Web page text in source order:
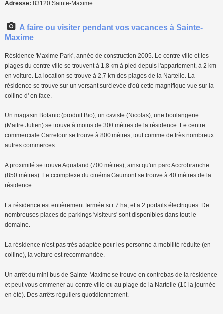
Adresse: 83120 Sainte-Maxime
A faire ou visiter pendant vos vacances à Sainte-
Maxime
Résidence 'Maxime Park', année de construction 2005. Le centre ville et les
plages du centre ville se trouvent à 1,8 km à pied depuis l'appartement, à 2 km
en voiture. La location se trouve à 2,7 km des plages de la Nartelle. La
résidence se trouve sur un versant surélevée d'où cette magnifique vue sur la
colline d' en face.
Un magasin Botanic (produit Bio), un caviste (Nicolas), une boulangerie
(Maitre Julien) se trouve à moins de 300 mètres de la résidence. Le centre
commerciale Carrefour se trouve à 800 mètres, tout comme de très nombreux
autres commerces.
A proximité se trouve Aqualand (700 mètres), ainsi qu'un parc Accrobranche
(850 mètres). Le ccomplexe du cinéma Gaumont se trouve à 40 mètres de la
résidence
La résidence est entièrement fermée sur 7 ha, et a 2 portails électriques. De
nombreuses places de parkings 'visiteurs' sont disponibles dans tout le
domaine.
La résidence n'est pas très adaptée pour les personne à mobilité réduite (en
colline), la voiture est recommandée.
Un arrêt du mini bus de Sainte-Maxime se trouve en contrebas de la résidence
et peut vous emmener au centre ville ou au plage de la Nartelle (1€ la journée
en été). Des arrêts réguliers quotidiennement.